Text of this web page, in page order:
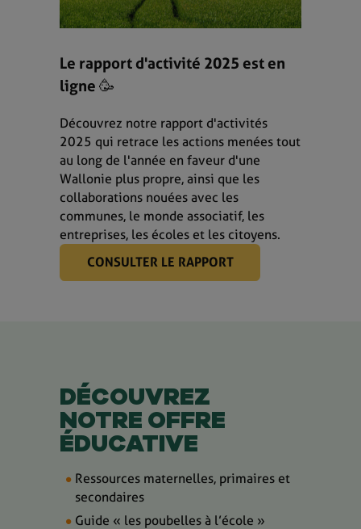
Le rapport d'activité 2025 est en
ligne 🥳
Découvrez notre rapport d'activités
2025 qui retrace les actions menées tout
au long de l'année en faveur d'une
Wallonie plus propre, ainsi que les
collaborations nouées avec les
communes, le monde associatif, les
entreprises, les écoles et les citoyens.
CONSULTER LE RAPPORT
DÉCOUVREZ
NOTRE OFFRE
ÉDUCATIVE
Ressources maternelles, primaires et
secondaires
Guide « les poubelles à l’école »